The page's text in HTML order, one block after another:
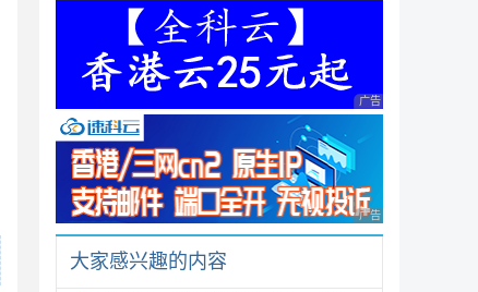
广告 商业广告，理性
广告 商业广告，理性
大家感兴趣的内容